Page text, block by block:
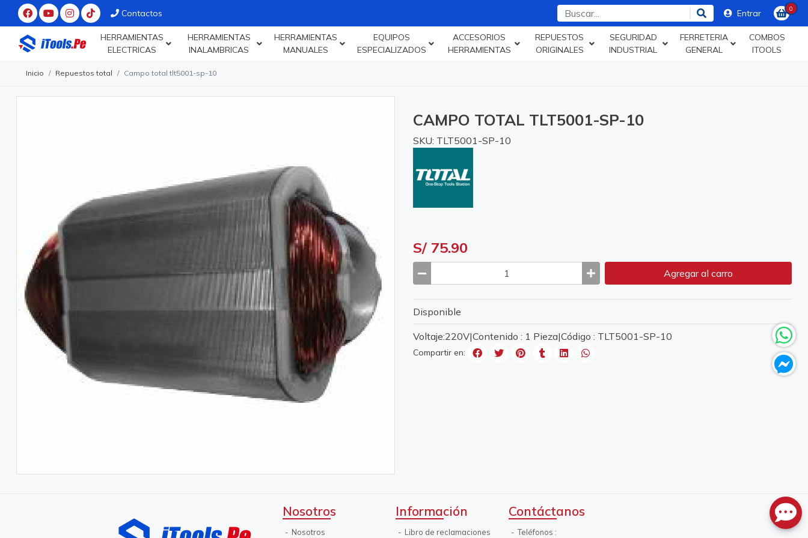
Contactos Entrar 0
HERRAMIENTAS
ELECTRICAS
HERRAMIENTAS
INALAMBRICAS
HERRAMIENTAS
MANUALES
EQUIPOS
ESPECIALIZADOS
ACCESORIOS
HERRAMIENTAS
REPUESTOS
ORIGINALES
SEGURIDAD
INDUSTRIAL
FERRETERIA
GENERAL
COMBOS
ITOOLS
Inicio Repuestos total Campo total tlt5001-sp-10
CAMPO TOTAL TLT5001-SP-10
SKU: TLT5001-SP-10
S/ 75.90
Agregaral carro
Disponible
Voltaje:220V|Contenido : 1 Pieza|Código : TLT5001-SP-10
Compartir en:
Nosotros
Nosotros
Información
Libro de reclamaciones
Contáctanos
Teléfonos